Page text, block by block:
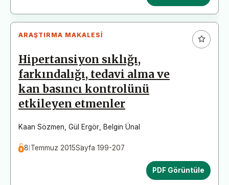
ARAŞTIRMA MAKALESI
Hipertansiyon sıklığı,
farkındalığı, tedavi alma ve
kan basıncı kontrolünü
etkileyen etmenler
Kaan Sözmen Gül Ergör Belgin Ünal
8 Temmuz 2015Sayfa 199-207
PDF Görüntüle